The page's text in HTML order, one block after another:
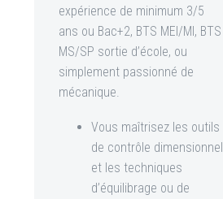
expérience de minimum 3/5
ans ou Bac+2, BTS MEI/MI, BTS
MS/SP sortie d’école, ou
simplement passionné de
mécanique.
Vous maîtrisez les outils
de contrôle dimensionnel
et les techniques
d’équilibrage ou de